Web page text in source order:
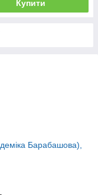
Купити
Барабашова),